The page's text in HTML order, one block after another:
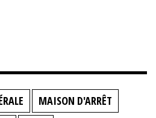
MAISON D'ARRÊT